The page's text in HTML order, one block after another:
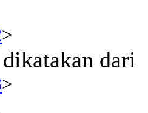
>
dari
>